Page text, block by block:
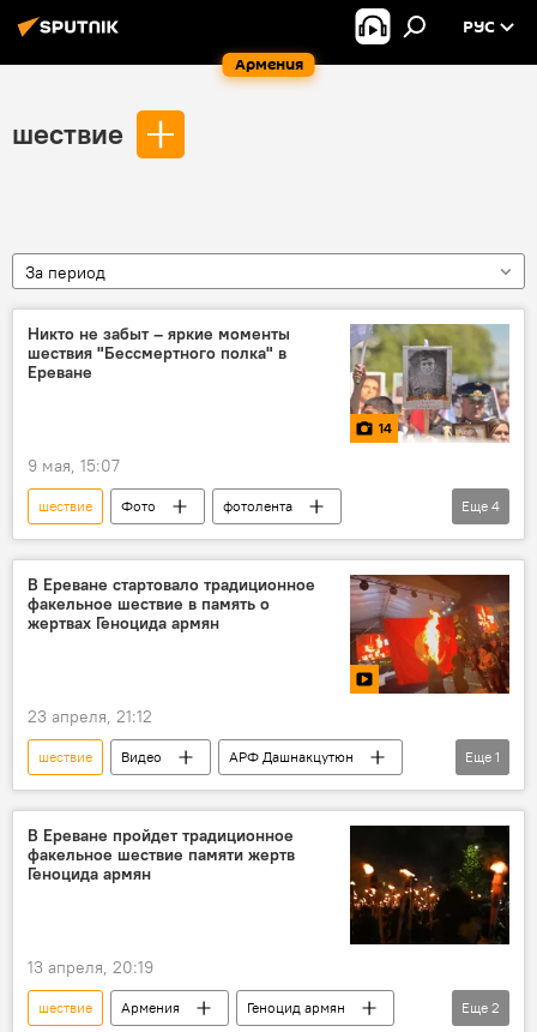
Армения
РУС
шествие
За период
Никто не забыт – яркие моменты
шествия "Бессмертного полка" в
Ереване
14
9 мая, 15:07
шествие Фото
фотолента
Новости Армения
Армения
Бессмертный Полк
Ереван
Еще 4
В Ереване стартовало традиционное
факельное шествие в память о
жертвах Геноцида армян
23 апреля, 21:12
шествие Видео
АРФ Дашнакцутюн
Геноцид армян
Еще 1
В Ереване пройдет традиционное
факельное шествие памяти жертв
Геноцида армян
13 апреля, 20:19
шествие Армения
Геноцид армян
Еще 2